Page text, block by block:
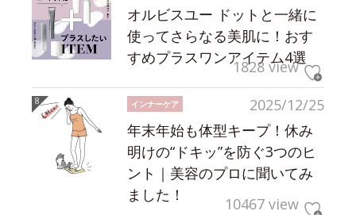
オルビスユー ドットと一緒に
使ってさらなる美肌に！おす
すめプラスワンアイテム4選
1828 view
2025/12/25
インナーケア
年末年始も体型キープ！休み
明けの“ドキッ”を防ぐ3つのヒ
ント｜美容のプロに聞いてみ
ました！
10467 view